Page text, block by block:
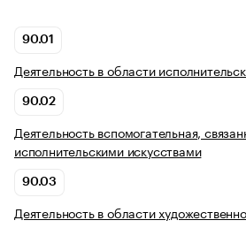
90.01
Деятельность в области
90.02
Деятельность вспомогательная,
исполнительскими искусствами
90.03
Деятельность в области